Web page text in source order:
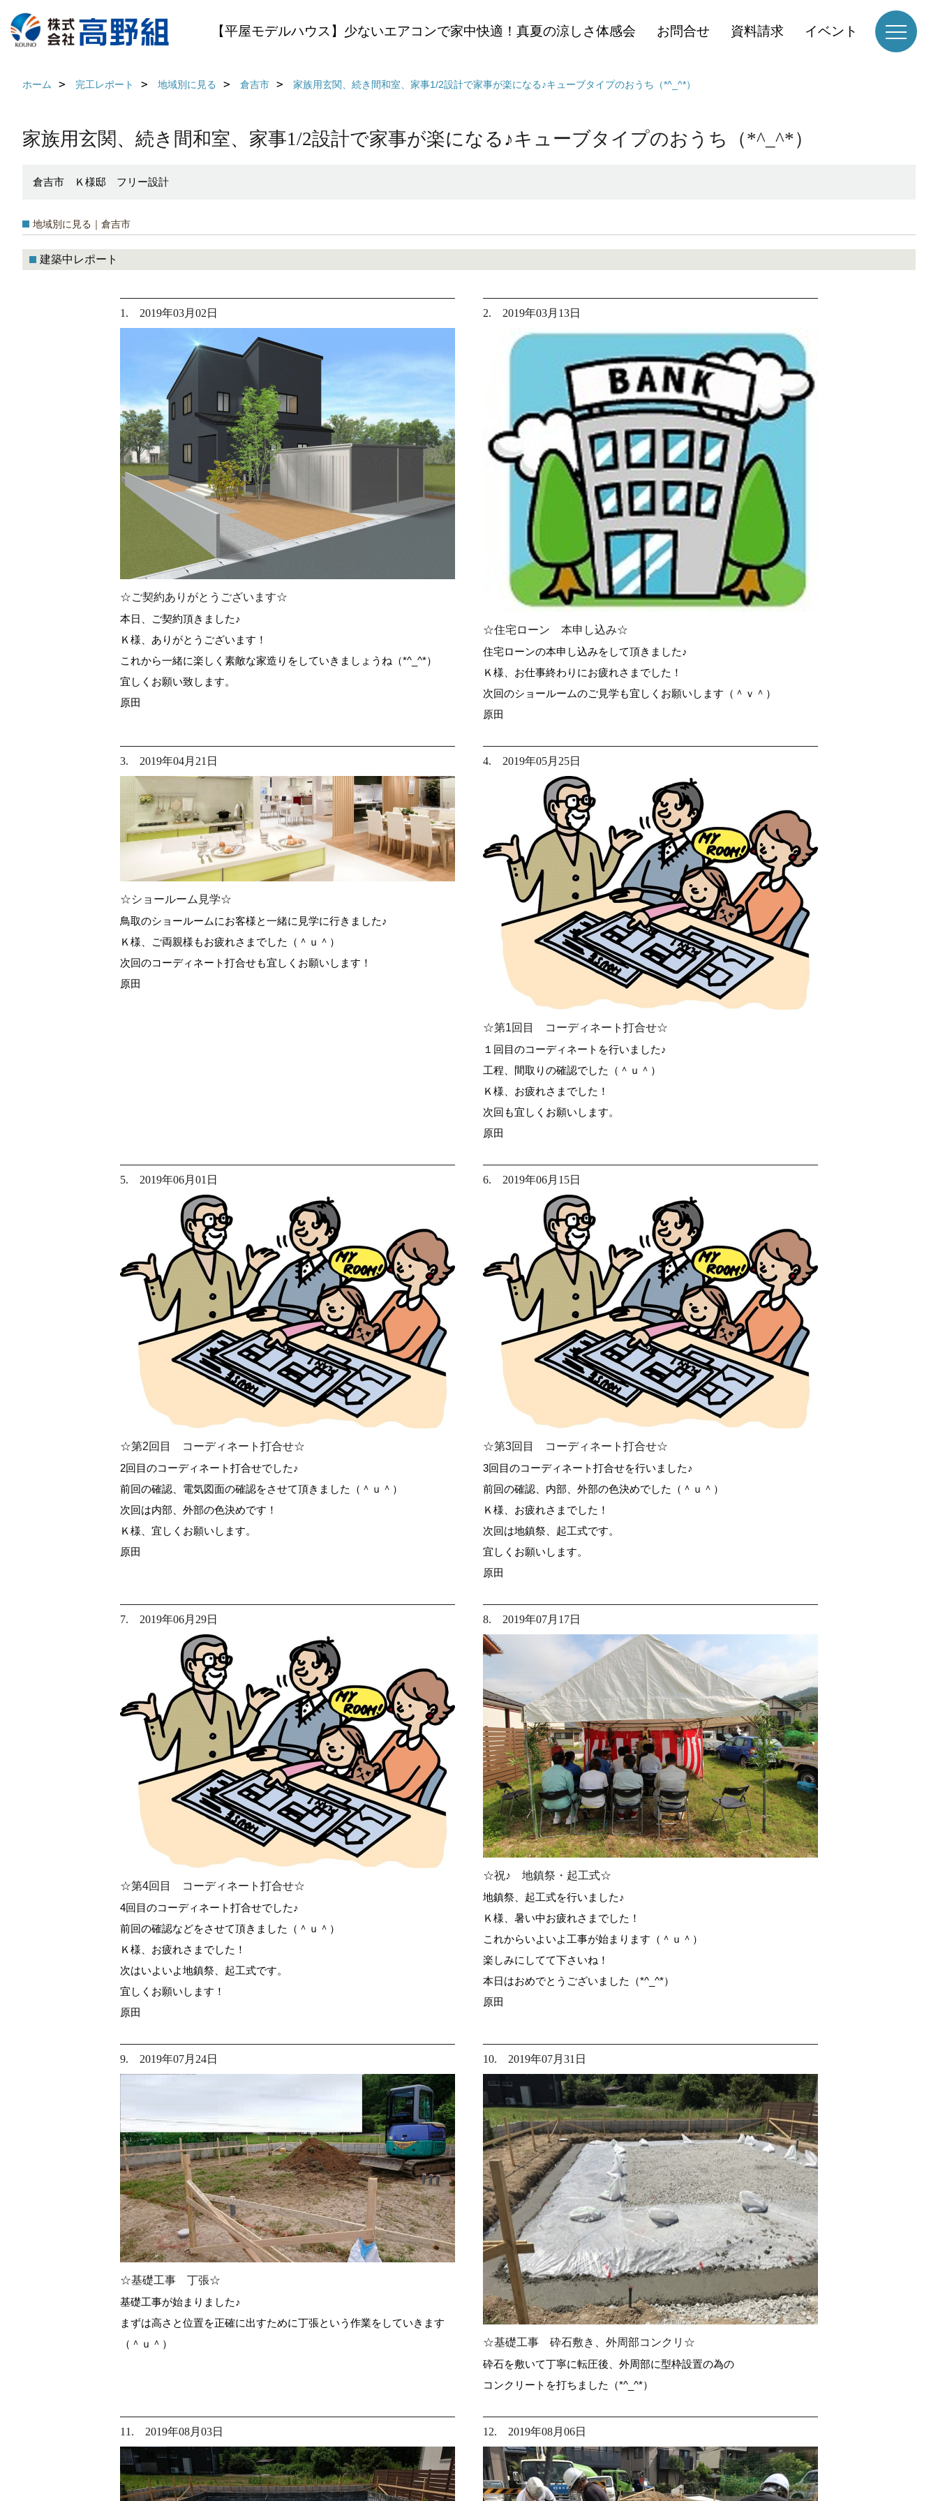
【平屋モデルハウス】少ないエアコンで家中快適！真夏の涼しさ体感会 お問合せ 資料請求 イベント
ホーム 完工レポート 地域別に見る 倉吉市 家族用玄関、続き間和室、家事1/2設計で家事が楽になる♪キューブタイプのおうち（*^_^*）
家族用玄関、続き間和室、家事1/2設計で家事が楽になる♪キューブタイプのおうち（*^_^*）
倉吉市 Ｋ様邸 フリー設計
地域別に見る｜倉吉市
建築中レポート
1. 2019年03月02日
☆ご契約ありがとうございます☆
本日、ご契約頂きました♪
Ｋ様、ありがとうございます！
これから一緒に楽しく素敵な家造りをしていきましょうね（*^_^*）
宜しくお願い致します。
原田
2. 2019年03月13日
☆住宅ローン 本申し込み☆
住宅ローンの本申し込みをして頂きました♪
Ｋ様、お仕事終わりにお疲れさまでした！
次回のショールームのご見学も宜しくお願いします（＾ｖ＾）
原田
3. 2019年04月21日
☆ショールーム見学☆
鳥取のショールームにお客様と一緒に見学に行きました♪
Ｋ様、ご両親様もお疲れさまでした（＾ｕ＾）
次回のコーディネート打合せも宜しくお願いします！
原田
4. 2019年05月25日
☆第1回目 コーディネート打合せ☆
１回目のコーディネートを行いました♪
工程、間取りの確認でした（＾ｕ＾）
Ｋ様、お疲れさまでした！
次回も宜しくお願いします。
原田
5. 2019年06月01日
☆第2回目 コーディネート打合せ☆
2回目のコーディネート打合せでした♪
前回の確認、電気図面の確認をさせて頂きました（＾ｕ＾）
次回は内部、外部の色決めです！
Ｋ様、宜しくお願いします。
原田
6. 2019年06月15日
☆第3回目 コーディネート打合せ☆
3回目のコーディネート打合せを行いました♪
前回の確認、内部、外部の色決めでした（＾ｕ＾）
Ｋ様、お疲れさまでした！
次回は地鎮祭、起工式です。
宜しくお願いします。
原田
7. 2019年06月29日
☆第4回目 コーディネート打合せ☆
4回目のコーディネート打合せでした♪
前回の確認などをさせて頂きました（＾ｕ＾）
Ｋ様、お疲れさまでした！
次はいよいよ地鎮祭、起工式です。
宜しくお願いします！
原田
8. 2019年07月17日
☆祝♪ 地鎮祭・起工式☆
地鎮祭、起工式を行いました♪
Ｋ様、暑い中お疲れさまでした！
これからいよいよ工事が始まります（＾ｕ＾）
楽しみにしてて下さいね！
本日はおめでとうございました（*^_^*）
原田
9. 2019年07月24日
☆基礎工事 丁張☆
基礎工事が始まりました♪
まずは高さと位置を正確に出すために丁張という作業をしていきます
（＾ｕ＾）
10. 2019年07月31日
☆基礎工事 砕石敷き、外周部コンクリ☆
砕石を敷いて丁寧に転圧後、外周部に型枠設置の為の
コンクリートを打ちました（*^_^*）
11. 2019年08月03日 12. 2019年08月06日